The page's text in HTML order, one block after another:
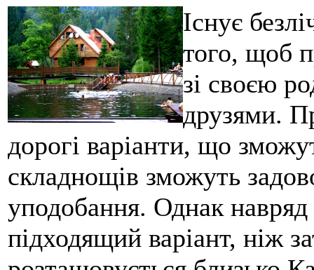
Існує
того, щоб
зі своєю
друзями.
дорогі варіанти, що
складнощів зможуть
уподобання. Однак
підходящий варіант, ніж